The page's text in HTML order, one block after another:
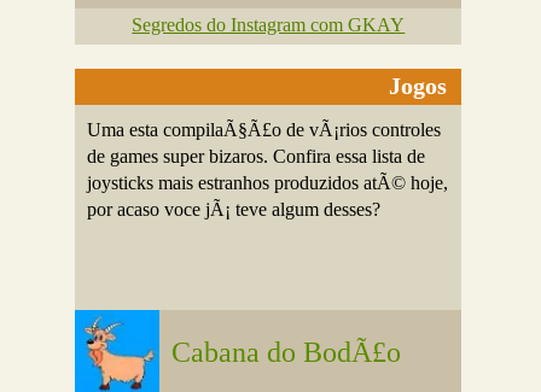
Segredos do Instagram com GKAY
Jogos
Uma esta compilaÃ§Ã£o de vÃ¡rios controles
de games super bizaros. Confira essa lista de
joysticks mais estranhos produzidos atÃ© hoje,
por acaso voce jÃ¡ teve algum desses?
Cabana do BodÃ£o